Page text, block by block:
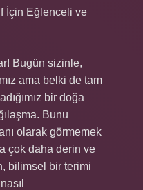
İçin Eğlenceli ve
Bugün sizinle,
ama belki de tam
bir doğa
Bunu
olarak görmemek
çok daha derin ve
bilimsel bir terimi